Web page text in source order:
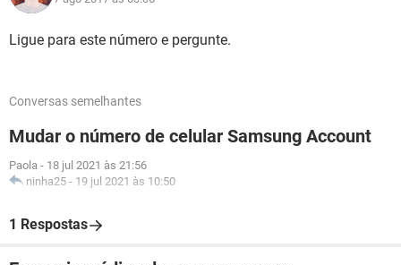
Ligue para este número e pergunte.
Conversas semelhantes
Mudar o número de celular Samsung Account
Paola - 18 jul 2021 às 21:56
ninha25 - 19 jul 2021 às 10:50
1 Respostas